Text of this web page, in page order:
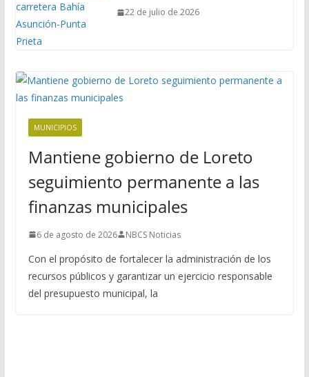
22 de julio de 2026
MUNICIPIOS
Mantiene gobierno de Loreto
seguimiento permanente a las
finanzas municipales
6 de agosto de 2026 NBCS Noticias
Con el propósito de fortalecer la administración de los
recursos públicos y garantizar un ejercicio responsable
del presupuesto municipal, la